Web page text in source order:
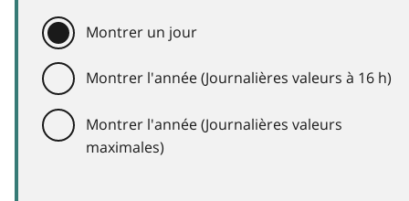
Montrer un jour
Montrer l'année (Journalières valeurs à 16 h)
Montrer l'année (Journalières valeurs
maximales)